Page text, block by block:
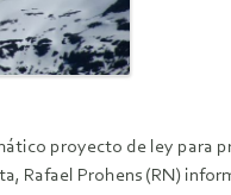
proyecto de ley para
Rafael Prohens (RN)